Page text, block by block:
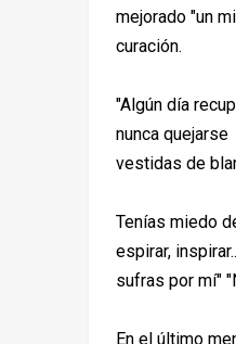
mejorado "un
curación.
"Algún día
nunca
vestidas de
Tenías miedo
espirar,
sufras por mí"
En el último